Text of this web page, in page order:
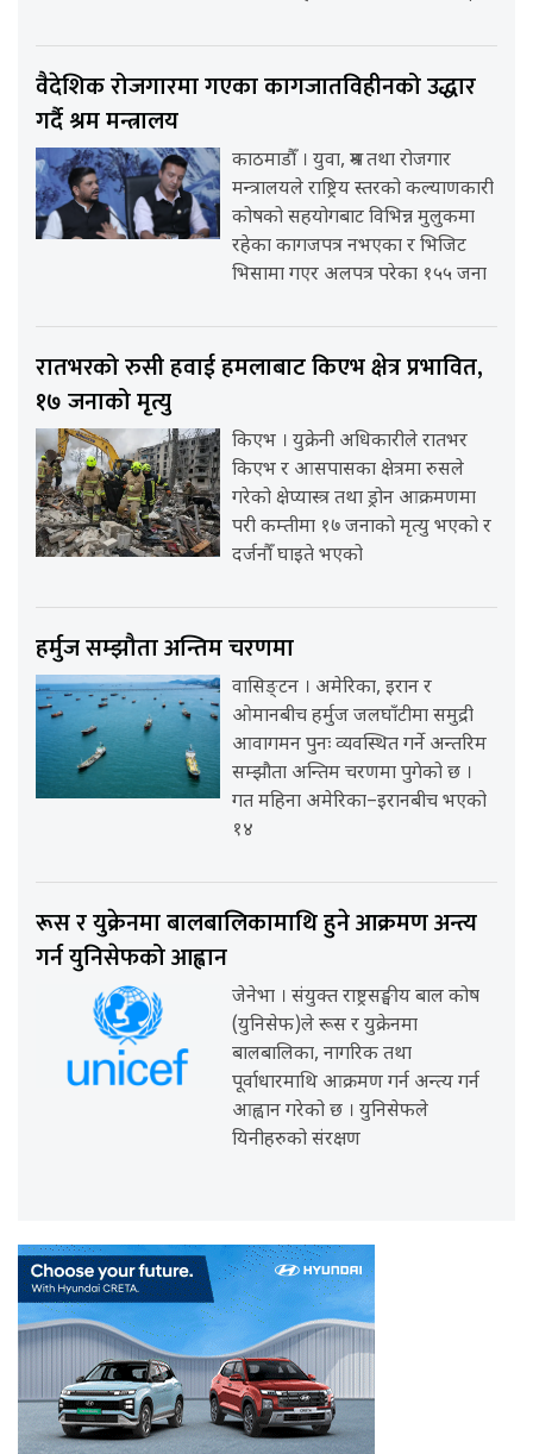
वैदेशिक रोजगारमा गएका कागजातविहीनको उद्धार
गर्दै श्रम मन्त्रालय
काठमाडौँ । युवा, श्रम तथा रोजगार
मन्त्रालयले राष्ट्रिय स्तरको कल्याणकारी
कोषको सहयोगबाट विभिन्न मुलुकमा
रहेका कागजपत्र नभएका र भिजिट
भिसामा गएर अलपत्र परेका १५५ जना
रातभरको रुसी हवाई हमलाबाट किएभ क्षेत्र प्रभावित,
१७ जनाको मृत्यु
किएभ । युक्रेनी अधिकारीले रातभर
किएभ र आसपासका क्षेत्रमा रुसले
गरेको क्षेप्यास्त्र तथा ड्रोन आक्रमणमा
परी कम्तीमा १७ जनाको मृत्यु भएको र
दर्जनौँ घाइते भएको
हर्मुज सम्झौता अन्तिम चरणमा
वासिङ्टन । अमेरिका, इरान र
ओमानबीच हर्मुज जलघाँटीमा समुद्री
आवागमन पुनः व्यवस्थित गर्ने अन्तरिम
सम्झौता अन्तिम चरणमा पुगेको छ ।
गत महिना अमेरिका–इरानबीच भएको
१४
रूस र युक्रेनमा बालबालिकामाथि हुने आक्रमण अन्त्य
गर्न युनिसेफको आह्वान
जेनेभा । संयुक्त राष्ट्रसङ्घीय बाल कोष
(युनिसेफ)ले रूस र युक्रेनमा
बालबालिका, नागरिक तथा
पूर्वाधारमाथि आक्रमण गर्न अन्त्य गर्न
आह्वान गरेको छ । युनिसेफले
यिनीहरुको संरक्षण